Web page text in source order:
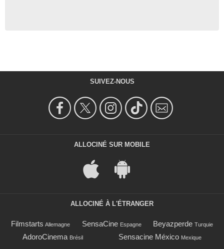
SUIVEZ-NOUS
ALLOCINÉ SUR MOBILE
ALLOCINÉ À L'ÉTRANGER
Filmstarts Allemagne SensaCine Espagne Beyazperde Turquie
AdoroCinema Brésil Sensacine México Mexique